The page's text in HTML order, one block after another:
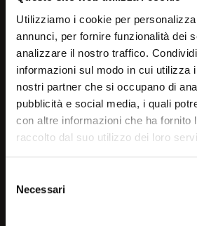
Utilizziamo i cookie per
annunci, per fornire funzionalità dei
analizzare il nostro traffico.
informazioni sul modo in cui utilizza
nostri partner che si occupano di
pubblicità e social media, i quali
con altre informazioni che ha fornito
raccolto dal suo utilizzo dei loro
delNecessari
Welcome!
It seems that you
browsing in a
country or
LAZY